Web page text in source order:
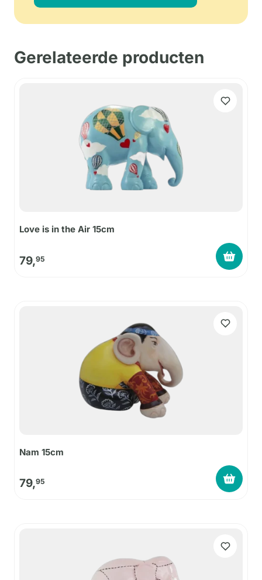
Gerelateerde producten
Love is in the Air 15cm
79,95
Nam 15cm
79,95